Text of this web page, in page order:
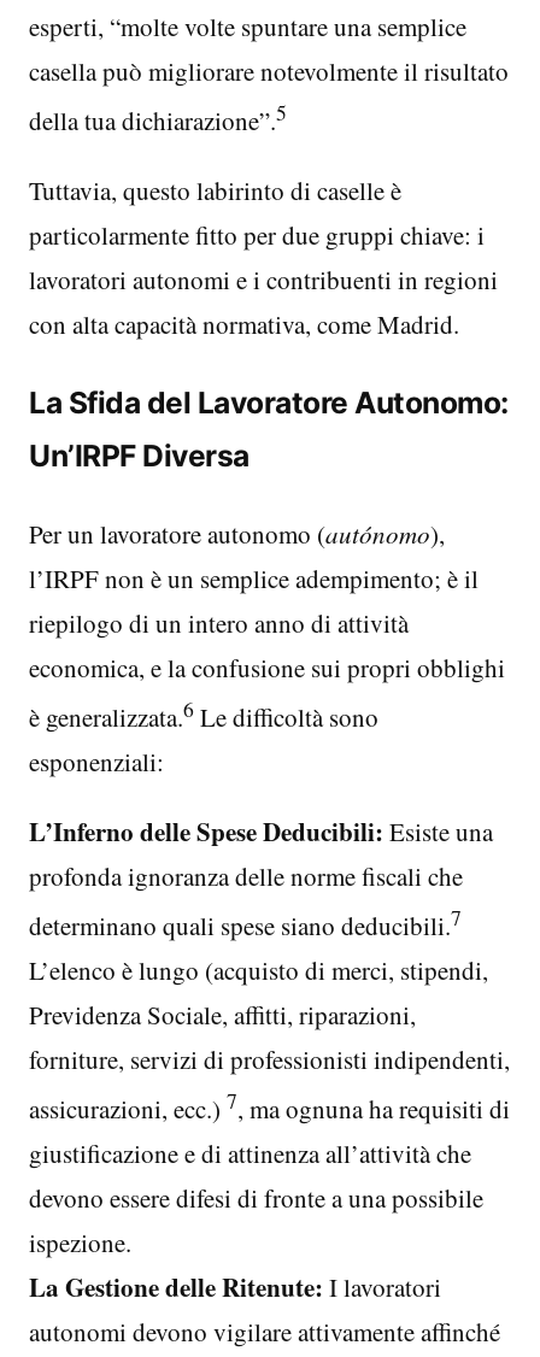
esperti, “molte volte spuntare una semplice
casella può migliorare notevolmente il risultato
della tua dichiarazione”.5
Tuttavia, questo labirinto di caselle è
particolarmente fitto per due gruppi chiave: i
lavoratori autonomi e i contribuenti in regioni
con alta capacità normativa, come Madrid.
La Sfida del Lavoratore Autonomo:
Un’IRPF Diversa
Per un lavoratore autonomo (autónomo),
l’IRPF non è un semplice adempimento; è il
riepilogo di un intero anno di attività
economica, e la confusione sui propri obblighi
è generalizzata.6 Le difficoltà sono
esponenziali:
L’Inferno delle Spese Deducibili: Esiste una
profonda ignoranza delle norme fiscali che
determinano quali spese siano deducibili.7
L’elenco è lungo (acquisto di merci, stipendi,
Previdenza Sociale, affitti, riparazioni,
forniture, servizi di professionisti indipendenti,
assicurazioni, ecc.) 7, ma ognuna ha requisiti di
giustificazione e di attinenza all’attività che
devono essere difesi di fronte a una possibile
ispezione.
La Gestione delle Ritenute: I lavoratori
autonomi devono vigilare attivamente affinché